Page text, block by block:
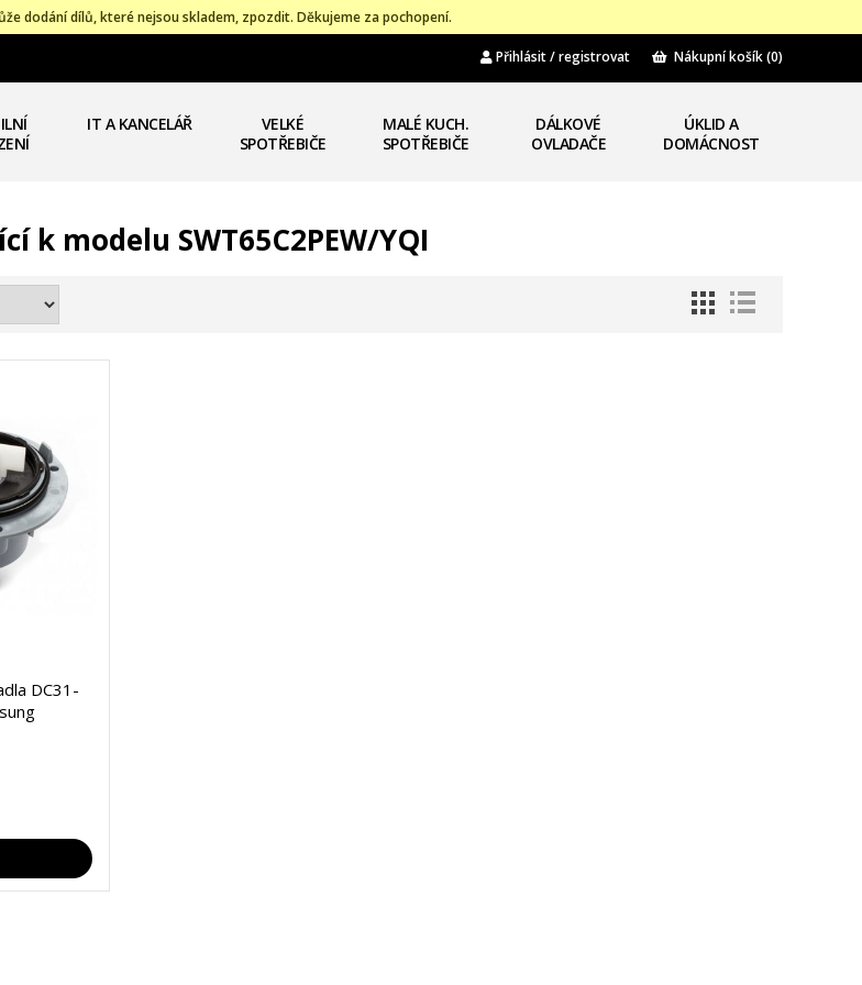
dodání dílů, které nejsou skladem, zpozdit. Děkujeme za pochopení.
Přihlásit / registrovat Nákupní košík(0)
IT A KANCELÁŘ
VELKÉ
SPOTŘEBIČE
MALÉ KUCH.
SPOTŘEBIČE
DÁLKOVÉ
OVLADAČE
ÚKLID A
DOMÁCNOST
k modelu SWT65C2PEW/YQI
DC31-